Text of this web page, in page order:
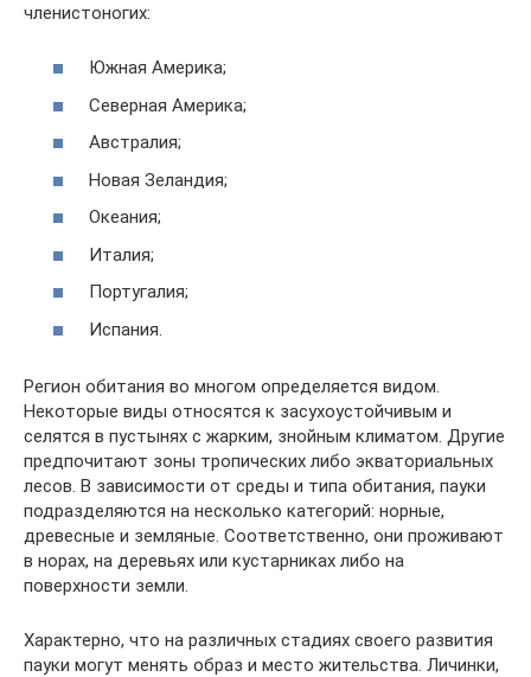
членистоногих:
Южная Америка;
Северная Америка;
Австралия;
Новая Зеландия;
Океания;
Италия;
Португалия;
Испания.
Регион обитания во многом определяется видом.
Некоторые виды относятся к засухоустойчивым и
селятся в пустынях с жарким, знойным климатом. Другие
предпочитают зоны тропических либо экваториальных
лесов. В зависимости от среды и типа обитания, пауки
подразделяются на несколько категорий: норные,
древесные и земляные. Соответственно, они проживают
в норах, на деревьях или кустарниках либо на
поверхности земли.
Характерно, что на различных стадиях своего развития
пауки могут менять образ и место жительства. Личинки,